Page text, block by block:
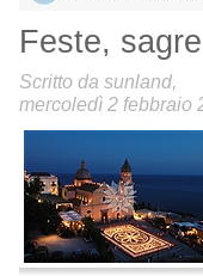
Feste,
Scritto da sunland,
mercoledì 2 febbraio